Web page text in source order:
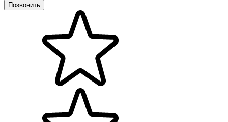
Позвонить